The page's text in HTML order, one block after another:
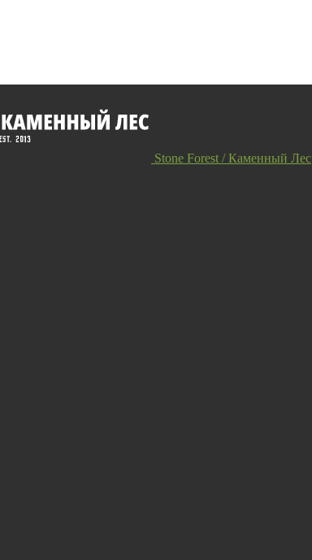
Stone Forest / Каменный Лес